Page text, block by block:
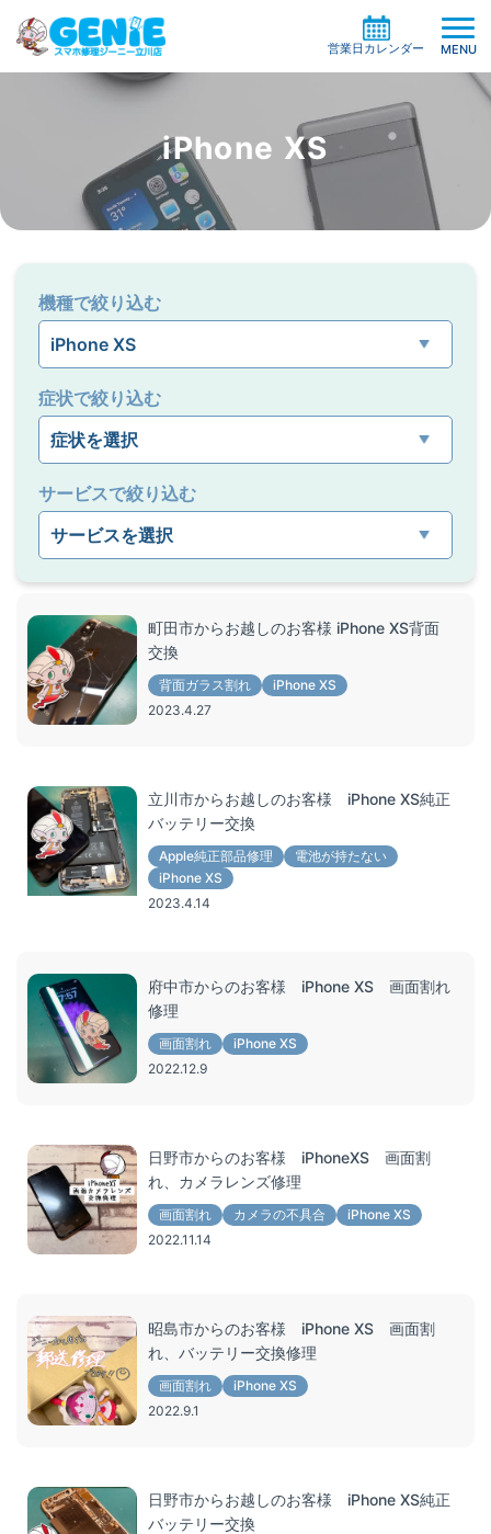
MENU
営業日カレンダー
修理料金の検索
機種一覧から探す
ケイタイサポート
修理の流れ
お役立ち情報
お客様の声
よくある質問
店舗情報
お知らせ
系列店・協力店募集
屋号を替えずに総務省登録修理業者として運営を
希望する修理店様へ
iPhone XS
機種で絞り込む
症状で絞り込む
サービスで絞り込む
町田市からお越しのお客様 iPhone XS背面
交換
背面ガラス割れ
iPhone XS
2023.4.27
立川市からお越しのお客様 iPhone XS純正
バッテリー交換
Apple純正部品修理
電池が持たない
iPhone XS
2023.4.14
府中市からのお客様 iPhone XS 画面割れ
修理
画面割れ
iPhone XS
2022.12.9
日野市からのお客様 iPhoneXS 画面割
れ、カメラレンズ修理
画面割れ カメラの不具合
iPhone XS
2022.11.14
昭島市からのお客様 iPhone XS 画面割
れ、バッテリー交換修理
画面割れ
iPhone XS
2022.9.1
日野市からお越しのお客様 iPhone XS純正
バッテリー交換